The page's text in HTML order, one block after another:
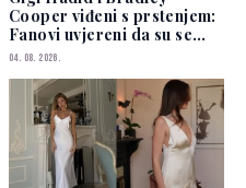
Cooper viđeni s prstenjem:
Fanovi uvjereni da su se
vjenčali
04. 08. 2026.